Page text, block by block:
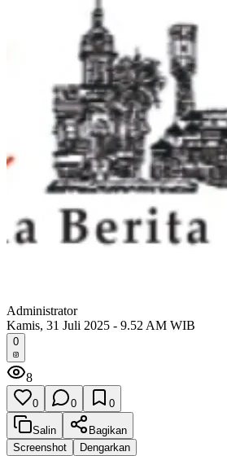
Administrator
Kamis, 31 Juli 2025 - 9.52 AM WIB
0
8
0 0 0
Salin
Bagikan
Screenshot
Dengarkan